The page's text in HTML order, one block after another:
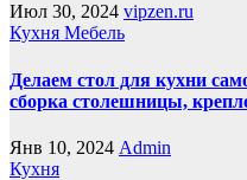
Июл 30, 2024 vipzen.ru
Кухня Мебель
Делаем стол для кухни
сборка столешницы,
Янв 10, 2024 Admin
Кухня